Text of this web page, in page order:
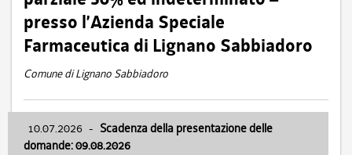
presso l’Azienda Speciale
Farmaceutica di Lignano Sabbiadoro
Comune di Lignano Sabbiadoro
10.07.2026 - Scadenza della presentazione delle
domande: 09.08.2026